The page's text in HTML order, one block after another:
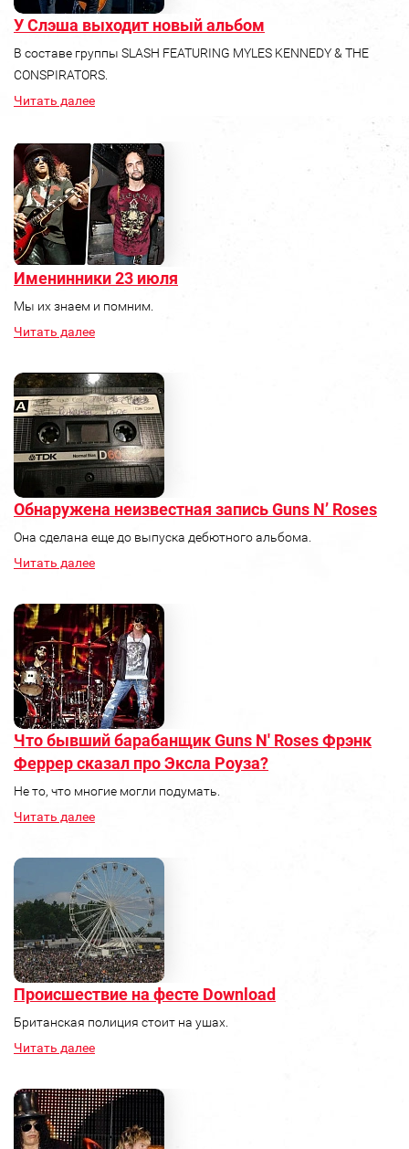
У Слэша выходит новый альбом
В составе группы SLASH FEATURING MYLES KENNEDY & THE
CONSPIRATORS.
Читать далее
Именинники 23 июля
Мы их знаем и помним.
Читать далее
Обнаружена неизвестная запись Guns N’ Roses
Она сделана еще до выпуска дебютного альбома.
Читать далее
Что бывший барабанщик Guns N' Roses Фрэнк
Феррер сказал про Эксла Роуза?
Не то, что многие могли подумать.
Читать далее
Происшествие на фесте Download
Британская полиция стоит на ушах.
Читать далее